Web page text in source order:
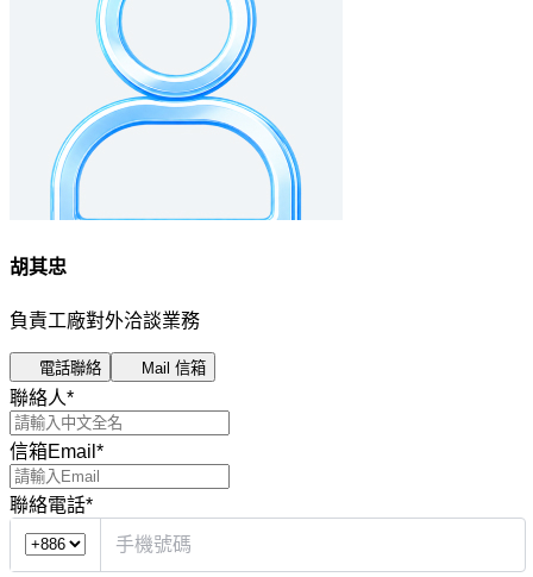
胡其忠
負責工廠對外洽談業務
電話聯絡 Mail 信箱
聯絡人*
信箱Email *
聯絡電話*